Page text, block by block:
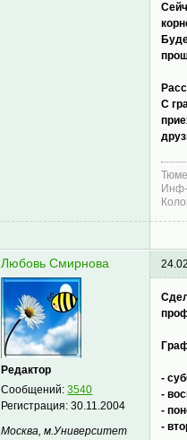
С
Любовь Смирнова
Редактор
Сообщений:3540
Регистрация:30.11.2004
Москва, м.Университет
-
-
-
-